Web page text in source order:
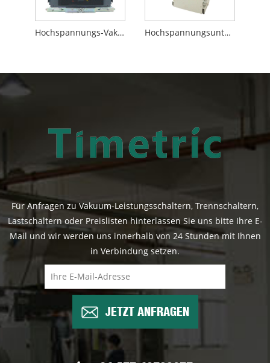
Hochspannungs-Vakuumschalter Hochspannungsunterbrecher
Für Anfragen zu Vakuum-Leistungsschaltern, Trennschaltern,
Lastschaltern oder Preislisten hinterlassen Sie uns bitte Ihre E-
Mail und wir werden uns innerhalb von 24 Stunden mit Ihnen
in Verbindung setzen.
JETZT ANFRAGEN